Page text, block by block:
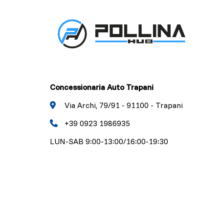
Concessionaria Auto Trapani
Via Archi, 79/91 - 91100 - Trapani
+39 0923 1986935
LUN-SAB 9:00-13:00/16:00-19:30